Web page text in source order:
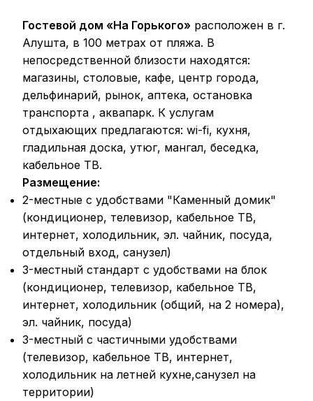
Гостевой дом «На Горького» расположен в г.
Алушта, в 100 метрах от пляжа. В
непосредственной близости находятся:
магазины, столовые, кафе, центр города,
дельфинарий, рынок, аптека, остановка
транспорта , аквапарк. К услугам
отдыхающих предлагаются: wi-fi, кухня,
гладильная доска, утюг, мангал, беседка,
кабельное ТВ.
Размещение:
2-местные с удобствами "Каменный домик"
(кондиционер, телевизор, кабельное ТВ,
интернет, холодильник, эл. чайник, посуда,
отдельный вход, санузел)
3-местный стандарт с удобствами на блок
(кондиционер, телевизор, кабельное ТВ,
интернет, холодильник (общий, на 2 номера),
эл. чайник, посуда)
3-местный с частичными удобствами
(телевизор, кабельное ТВ, интернет,
холодильник на летней кухне,санузел на
территории)